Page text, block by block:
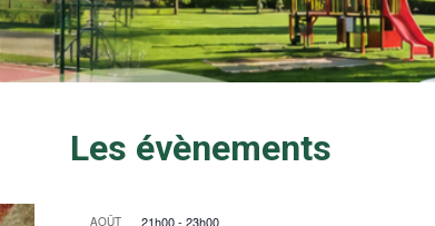
Les évènements
AOÛT 21h00- 23h00